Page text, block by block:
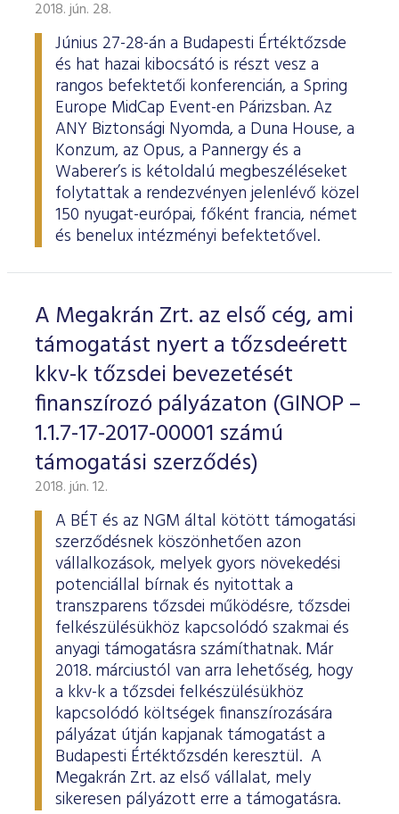
ESG Útmutató
2018. jún. 28.
Június 27-28-án a Budapesti Értéktőzsde
és hat hazai kibocsátó is részt vesz a
rangos befektetői konferencián, a Spring
Europe MidCap Event-en Párizsban. Az
ANY Biztonsági Nyomda, a Duna House, a
Konzum, az Opus, a Pannergy és a
Waberer’s is kétoldalú megbeszéléseket
folytattak a rendezvényen jelenlévő közel
150 nyugat-európai, főként francia, német
és benelux intézményi befektetővel.
A Megakrán Zrt. az első cég, ami
támogatást nyert a tőzsdeérett
kkv-k tőzsdei bevezetését
finanszírozó pályázaton (GINOP –
1.1.7-17-2017-00001 számú
támogatási szerződés)
2018. jún. 12.
A BÉT és az NGM által kötött támogatási
szerződésnek köszönhetően azon
vállalkozások, melyek gyors növekedési
potenciállal bírnak és nyitottak a
transzparens tőzsdei működésre, tőzsdei
felkészülésükhöz kapcsolódó szakmai és
anyagi támogatásra számíthatnak. Már
2018. márciustól van arra lehetőség, hogy
a kkv-k a tőzsdei felkészülésükhöz
kapcsolódó költségek finanszírozására
pályázat útján kapjanak támogatást a
Budapesti Értéktőzsdén keresztül. A
Megakrán Zrt. az első vállalat, mely
sikeresen pályázott erre a támogatásra.